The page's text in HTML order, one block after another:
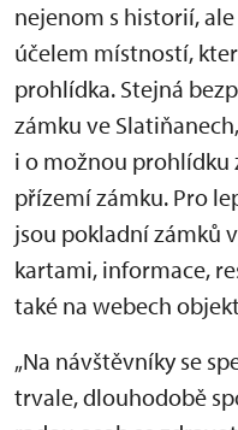
nejenom s historií,
účelem místností,
prohlídka. Stejná
zámku ve
i o možnou prohlídku
přízemí zámku. Pro
jsou pokladní zámků
kartami, informace,
také na webech
„Na návštěvníky se
trvale, dlouhodobě